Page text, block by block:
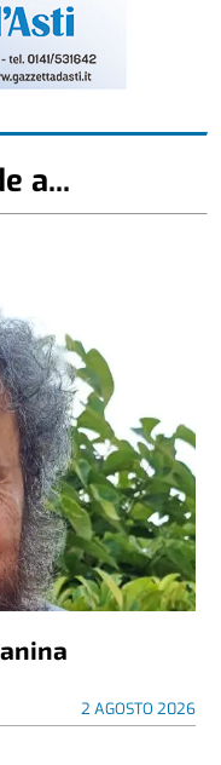
a...
2 AGOSTO 2026